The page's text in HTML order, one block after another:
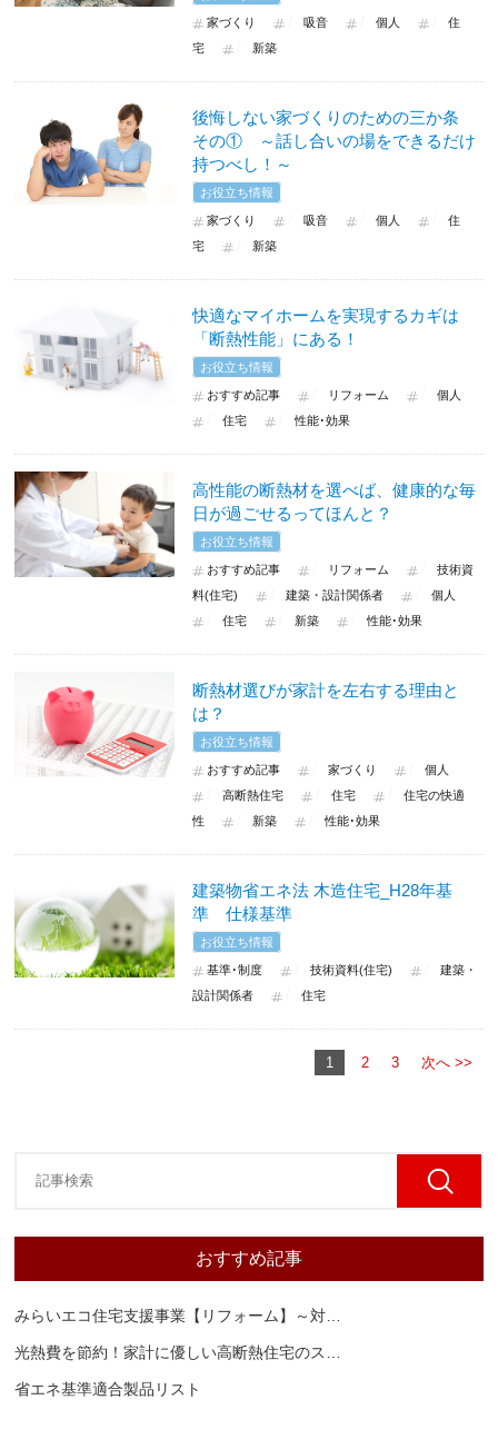
家づくり 吸音 個人
住
宅
新築
後悔しない家づくりのための三か条
その① ～話し合いの場をできるだけ
持つべし！～
お役立ち情報
家づくり 吸音 個人
住
宅
新築
快適なマイホームを実現するカギは
「断熱性能」にある！
お役立ち情報
おすすめ記事 リフォーム
個人
住宅
性能･効果
高性能の断熱材を選べば、健康的な毎
日が過ごせるってほんと？
お役立ち情報
おすすめ記事 リフォーム
技術資
料(住宅)
建築・設計関係者
個人
住宅
新築 性能･効果
断熱材選びが家計を左右する理由と
は？
お役立ち情報
おすすめ記事 家づくり
個人
高断熱住宅
住宅
住宅の快適
性
新築 性能･効果
建築物省エネ法 木造住宅_H28年基
準 仕様基準
お役立ち情報
基準･制度 技術資料(住宅)
建築・
設計関係者
住宅
1 2 3 次へ >>
おすすめ記事
みらいエコ住宅支援事業【リフォーム】～対
光熱費を節約！家計に優しい高断熱住宅のス
省エネ基準適合製品リスト